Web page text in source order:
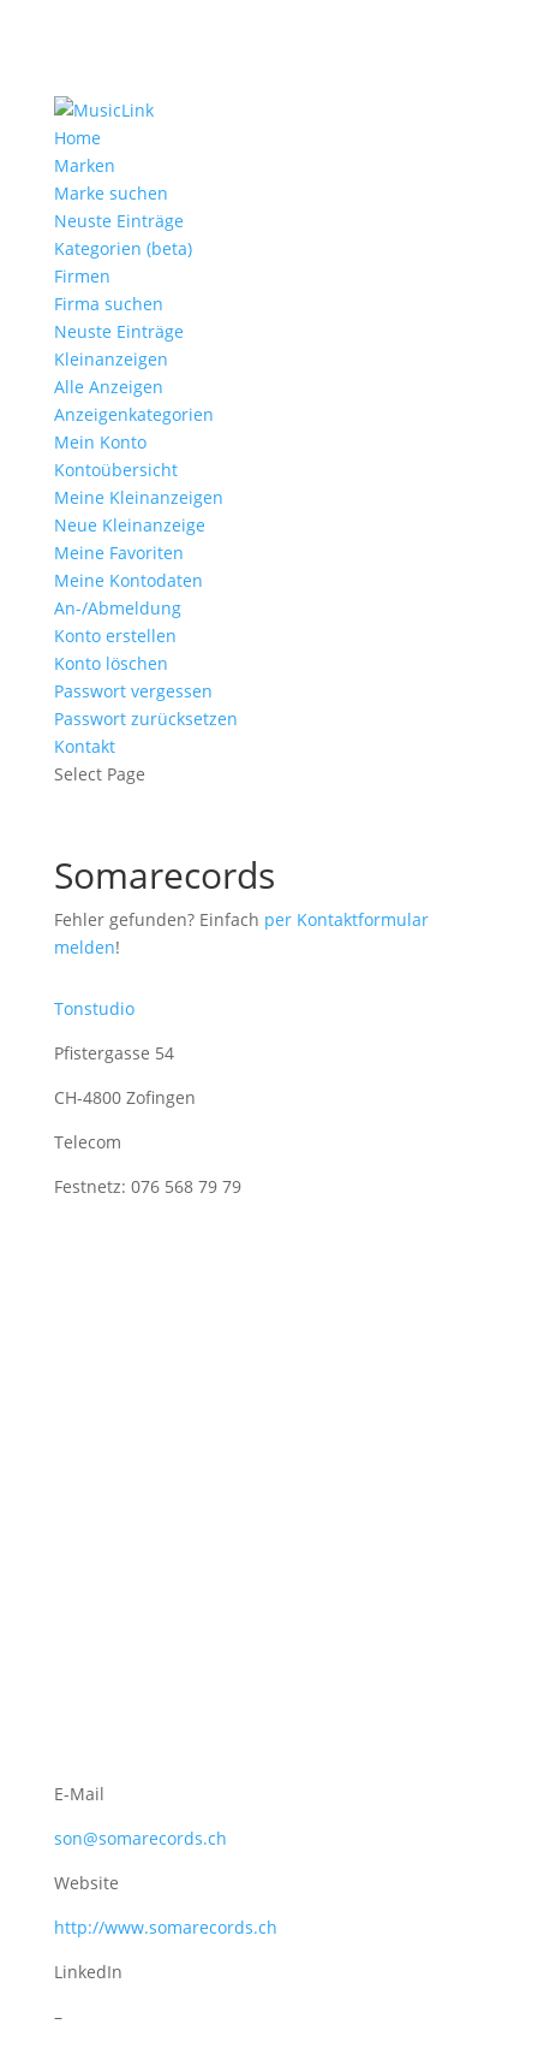
Home
Marken
Marke suchen
Neuste Einträge
Kategorien (beta)
Firmen
Firma suchen
Neuste Einträge
Kleinanzeigen
Alle Anzeigen
Anzeigen­kategorien
Mein Konto
Kontoübersicht
Meine Kleinanzeigen
Neue Kleinanzeige
Meine Favoriten
Meine Kontodaten
An-/Abmeldung
Konto erstellen
Konto löschen
Passwort vergessen
Passwort zurücksetzen
Kontakt
Select Page
Somarecords
Fehler gefunden? Einfach per Kontaktformular
melden!
Tonstudio
Pfistergasse 54
CH-4800 Zofingen
Telecom
Festnetz: 076 568 79 79
E-Mail
son@somarecords.ch
Website
http://www.somarecords.ch
LinkedIn
–